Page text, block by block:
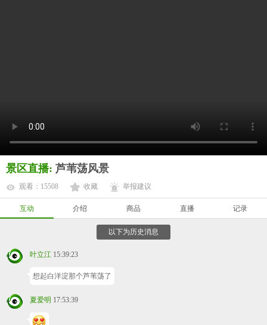
景区直播: 芦苇荡风景
观看：15508 收藏 举报建议
互动 介绍 商品 直播 记录
以下为历史消息
叶立江 15:39:23
想起白洋淀那个芦苇荡了
夏爱明 17:53:39